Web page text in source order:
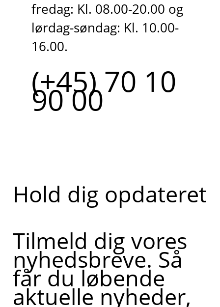
fredag: Kl. 08.00-20.00 og
lørdag-søndag: Kl. 10.00-
16.00.
(+45) 70 10
90 00
Hold dig opdateret
Tilmeld dig vores
nyhedsbreve. Så
får du løbende
aktuelle nyheder,